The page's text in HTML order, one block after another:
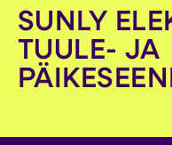
SUNLY
TUULE- JA